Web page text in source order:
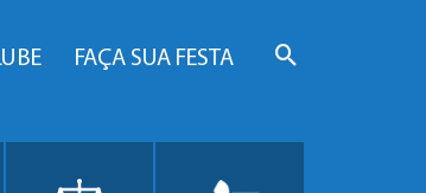
FAÇA SUA FESTA